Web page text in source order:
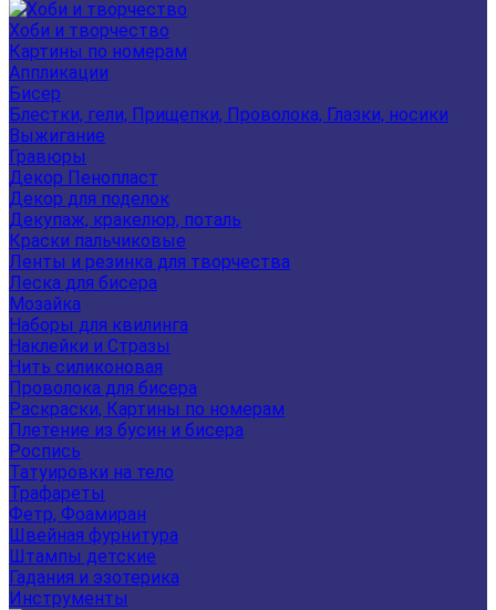
Хоби и творчество
Картины по номерам
Аппликации
Бисер
Блестки, гели, Прищепки, Проволока, Глазки, носики
Выжигание
Гравюры
Декор Пенопласт
Декор для поделок
Декупаж, кракелюр, поталь
Краски пальчиковые
Ленты и резинка для творчества
Леска для бисера
Мозайка
Наборы для квилинга
Наклейки и Стразы
Нить силиконовая
Проволока для бисера
Раскраски, Картины по номерам
Плетение из бусин и бисера
Роспись
Татуировки на тело
Трафареты
Фетр, Фоамиран
Швейная фурнитура
Штампы детские
Гадания и эзотерика
Инструменты